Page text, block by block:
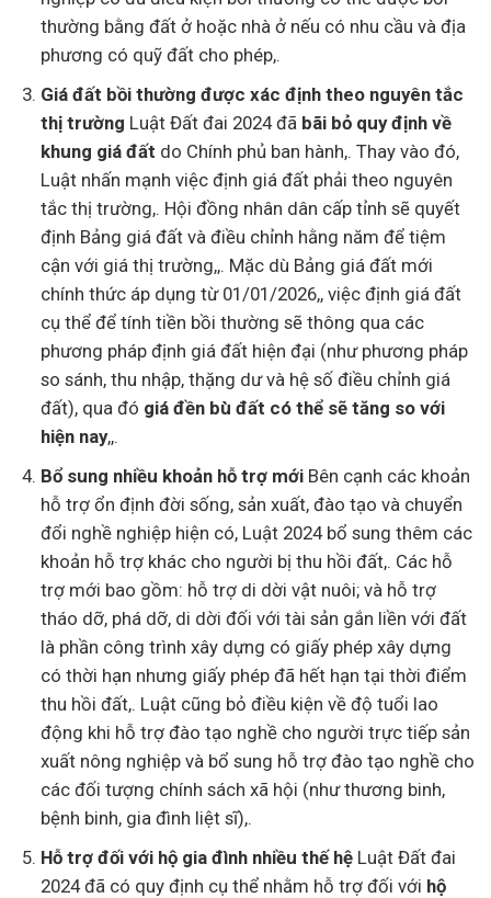
thường bằng đất ở hoặc nhà ở nếu có nhu cầu và địa
phương có quỹ đất cho phép,.
Giá đất bồi thường được xác định theo nguyên tắc
thị trường Luật Đất đai 2024 đã bãi bỏ quy định về
khung giá đất do Chính phủ ban hành,. Thay vào đó,
Luật nhấn mạnh việc định giá đất phải theo nguyên
tắc thị trường,. Hội đồng nhân dân cấp tỉnh sẽ quyết
định Bảng giá đất và điều chỉnh hằng năm để tiệm
cận với giá thị trường,,. Mặc dù Bảng giá đất mới
chính thức áp dụng từ 01/01/2026,, việc định giá đất
cụ thể để tính tiền bồi thường sẽ thông qua các
phương pháp định giá đất hiện đại (như phương pháp
so sánh, thu nhập, thặng dư và hệ số điều chỉnh giá
đất), qua đó giá đền bù đất có thể sẽ tăng so với
hiện nay,,.
Bổ sung nhiều khoản hỗ trợ mớiBên cạnh các khoản
hỗ trợ ổn định đời sống, sản xuất, đào tạo và chuyển
đổi nghề nghiệp hiện có, Luật 2024 bổ sung thêm các
khoản hỗ trợ khác cho người bị thu hồi đất,. Các hỗ
trợ mới bao gồm: hỗ trợ di dời vật nuôi; và hỗ trợ
tháo dỡ, phá dỡ, di dời đối với tài sản gắn liền với đất
là phần công trình xây dựng có giấy phép xây dựng
có thời hạn nhưng giấy phép đã hết hạn tại thời điểm
thu hồi đất,. Luật cũng bỏ điều kiện về độ tuổi lao
động khi hỗ trợ đào tạo nghề cho người trực tiếp sản
xuất nông nghiệp và bổ sung hỗ trợ đào tạo nghề cho
các đối tượng chính sách xã hội (như thương binh,
bệnh binh, gia đình liệt sĩ),.
Hỗ trợ đối với hộ gia đình nhiều thế hệLuật Đất đai
2024 đã có quy định cụ thể nhằm hỗ trợ đối với hộ